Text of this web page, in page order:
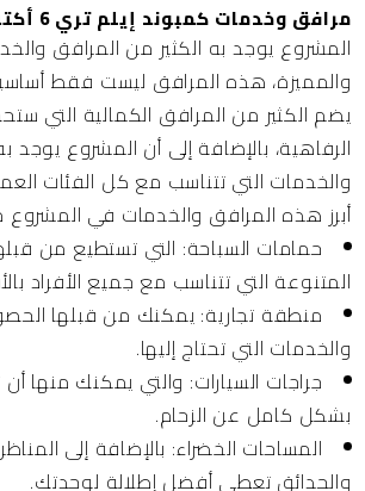
مرافق وخدمات كمبوند إيلم تري 6 أكتوبر
المشروع يوجد به الكثير من المرافق
والمميزة، هذه المرافق ليست فقط
يضم الكثير من المرافق الكمالية التي
الرفاهية، بالإضافة إلى أن المشروع يوجد
والخدمات التي تتناسب مع كل الفئات
أبرز هذه المرافق والخدمات في المشروع
حمامات السباحة: التي تستطيع من
المتنوعة التي تتناسب مع جميع الأفراد
منطقة تجارية: يمكنك من قبلها
والخدمات التي تحتاج إليها.
جراجات السيارات: والتي يمكنك منها
بشكل كامل عن الزحام.
المساحات الخضراء: بالإضافة إلى
والحدائق تعطي أفضل إطلالة لوحدتك.